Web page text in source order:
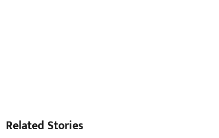
Related Stories